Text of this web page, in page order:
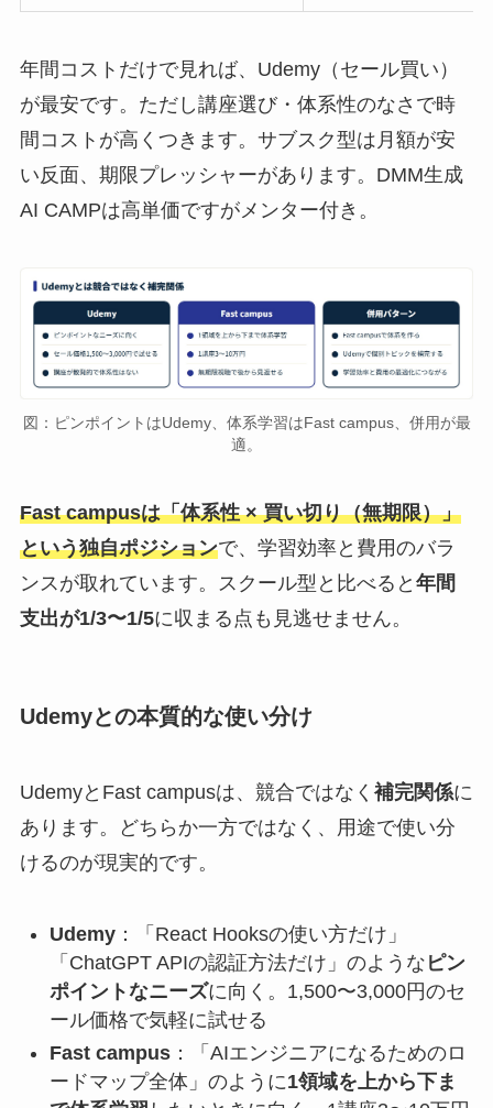
年間コストだけで見れば、Udemy（セール買い）
が最安です。ただし講座選び・体系性のなさで時
間コストが高くつきます。サブスク型は月額が安
い反面、期限プレッシャーがあります。DMM生成
AI CAMPは高単価ですがメンター付き。
図：ピンポイントはUdemy、体系学習はFast campus、併用が最
適。
Fast campusは「体系性 × 買い切り（無期限）」
という独自ポジションで、学習効率と費用のバラ
ンスが取れています。スクール型と比べると 年間
支出が1/3〜1/5に収まる点も見逃せません。
Udemyとの本質的な使い分け
UdemyとFast campusは、競合ではなく 補完関係に
あります。どちらか一方ではなく、用途で使い分
けるのが現実的です。
Udemy：「React Hooksの使い方だけ」
「ChatGPT APIの認証方法だけ」のような ピン
ポイントなニーズに向く。1,500〜3,000円のセ
ール価格で気軽に試せる
Fast campus：「AIエンジニアになるためのロ
ードマップ全体」のように1領域を上から下ま